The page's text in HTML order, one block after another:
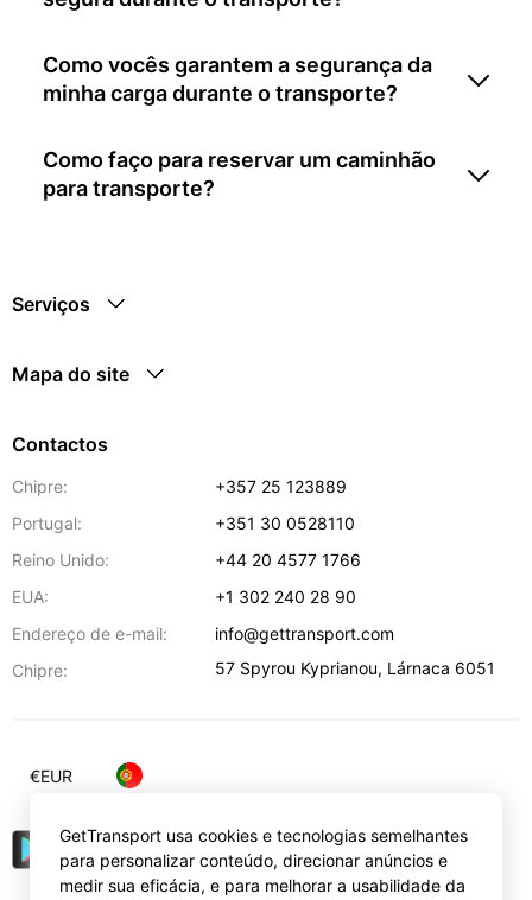
Como vocês garantem a segurança da
minha carga durante o transporte?
Como faço para reservar um caminhão
para transporte?
Serviços
Mapa do site
Contactos
Chipre:
+357 25 123889
Portugal:
+351 30 0528110
Reino Unido:
+44 20 4577 1766
EUA:
+1 302 240 28 90
Endereço de e-mail:
info@gettransport.com
Chipre:
57 Spyrou Kyprianou, Lárnaca 6051
€EUR
GetTransport usa cookies e tecnologias semelhantes
para personalizar conteúdo, direcionar anúncios e
medir sua eficácia, e para melhorar a usabilidade da